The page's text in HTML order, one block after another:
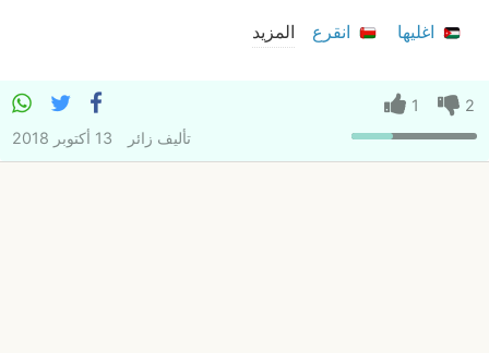
اغليها
انقرع المزيد
2
1
تأليف زائر 13 أكتوبر 2018